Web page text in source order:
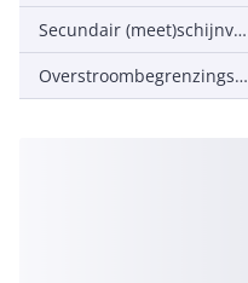
Secundair (meet)schijnvermogen
Overstroombegrenzingsfactor